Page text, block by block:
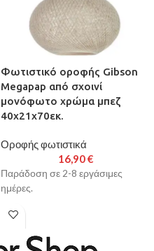
Φωτιστικό οροφής Gibson
Megapap από σχοινί
μονόφωτο χρώμα μπεζ
40x21x70εκ.
Οροφής φωτιστικά
16,90€
Παράδοση σε 2-8 εργάσιμες
ημέρες.